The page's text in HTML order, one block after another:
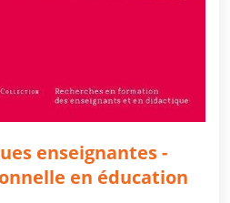
enseignantes -
en éducation